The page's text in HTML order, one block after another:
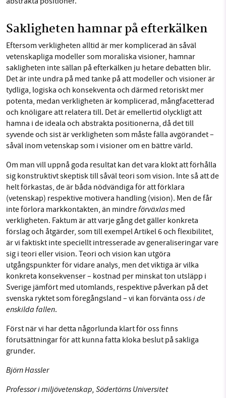
Sakligheten hamnar på efterkälken
Eftersom verkligheten alltid är mer komplicerad än såväl
vetenskapliga modeller som moraliska visioner, hamnar
sakligheten inte sällan på efterkälken ju hetare debatten blir.
Det är inte undra på med tanke på att modeller och visioner är
tydliga, logiska och konsekventa och därmed retoriskt mer
potenta, medan verkligheten är komplicerad, mångfacetterad
och knöligare att relatera till. Det är emellertid olyckligt att
hamna i de ideala och abstrakta positionerna, då det till
syvende och sist är verkligheten som måste fälla avgörandet –
såväl inom vetenskap som i visioner om en bättre värld.
Om man vill uppnå goda resultat kan det vara klokt att förhålla
sig konstruktivt skeptisk till såväl teori som vision. Inte så att de
helt förkastas, de är båda nödvändiga för att förklara
(vetenskap) respektive motivera handling (vision). Men de får
inte förlora markkontakten, än mindreförväxlas med
verkligheten. Faktum är att varje gång det gäller konkreta
förslag och åtgärder, som till exempel Artikel 6 och flexibilitet,
är vi faktiskt inte speciellt intresserade av generaliseringar vare
sig i teori eller vision. Teori och vision kan utgöra
utgångspunkter för vidare analys, men det viktiga är vilka
konkreta konsekvenser – kostnad per minskat ton utsläpp i
Sverige jämfört med utomlands, respektive påverkan på det
svenska ryktet som föregångsland – vi kan förvänta ossi de
enskilda fallen.
Först när vi har detta någorlunda klart för oss finns
förutsättningar för att kunna fatta kloka beslut på sakliga
grunder.
Björn Hassler
Professor i miljövetenskap, Södertörns Universitet